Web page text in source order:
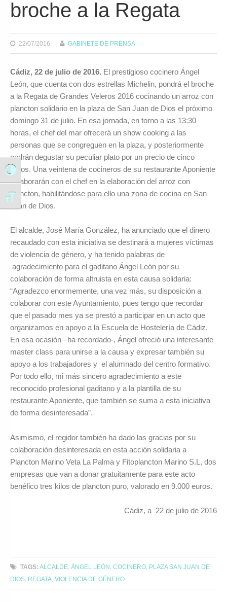
Alternar alto contraste
Alternar tamaño de letra
broche a la Regata
22/07/2016 GABINETE DE PRENSA
Cádiz, 22 de julio de 2016. El prestigioso cocinero Ángel
León, que cuenta con dos estrellas Michelin, pondrá el broche
a la Regata de Grandes Veleros 2016 cocinando un arroz con
plancton solidario en la plaza de San Juan de Dios el próximo
domingo 31 de julio. En esa jornada, en torno a las 13:30
horas, el chef del mar ofrecerá un show cooking a las
personas que se congreguen en la plaza, y posteriormente
podrán degustar su peculiar plato por un precio de cinco
euros. Una veintena de cocineros de su restaurante Aponiente
colaborarán con el chef en la elaboración del arroz con
plancton, habilitándose para ello una zona de cocina en San
Juan de Dios.
El alcalde, José María González, ha anunciado que el dinero
recaudado con esta iniciativa se destinará a mujeres víctimas
de violencia de género, y ha tenido palabras de
agradecimiento para el gaditano Ángel León por su
colaboración de forma altruista en esta causa solidaria:
“Agradezco enormemente, una vez más, su disposición a
colaborar con este Ayuntamiento, pues tengo que recordar
que el pasado mes ya se prestó a participar en un acto que
organizamos en apoyo a la Escuela de Hostelería de Cádiz.
En esa ocasión –ha recordado-, Ángel ofreció una interesante
master class para unirse a la causa y expresar también su
apoyo a los trabajadores y el alumnado del centro formativo.
Por todo ello, mi más sincero agradecimiento a este
reconocido profesional gaditano y a la plantilla de su
restaurante Aponiente, que también se suma a esta iniciativa
de forma desinteresada”.
Asimismo, el regidor también ha dado las gracias por su
colaboración desinteresada en esta acción solidaria a
Plancton Marino Veta La Palma y Fitoplancton Marino S.L, dos
empresas que van a donar gratuitamente para este acto
benéfico tres kilos de plancton puro, valorado en 9.000 euros.
Cádiz, a 22 de julio de 2016
TAGS: ALCALDE ,ÁNGEL LEÓN ,COCINERO
PLAZA SAN JUAN DE
DIOS
REGATA VIOLENCIA DE GÉNERO